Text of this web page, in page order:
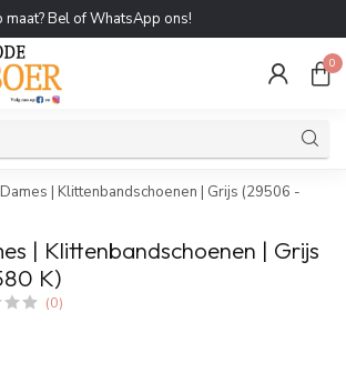
maat? Bel of WhatsApp ons!
0
| Klittenbandschoenen | Grijs (29506 -
| Klittenbandschoenen | Grijs
K)
(0)